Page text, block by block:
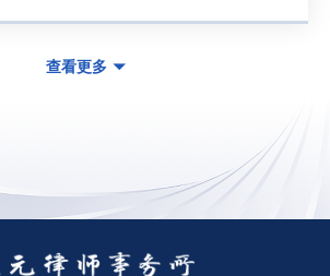
查看更多